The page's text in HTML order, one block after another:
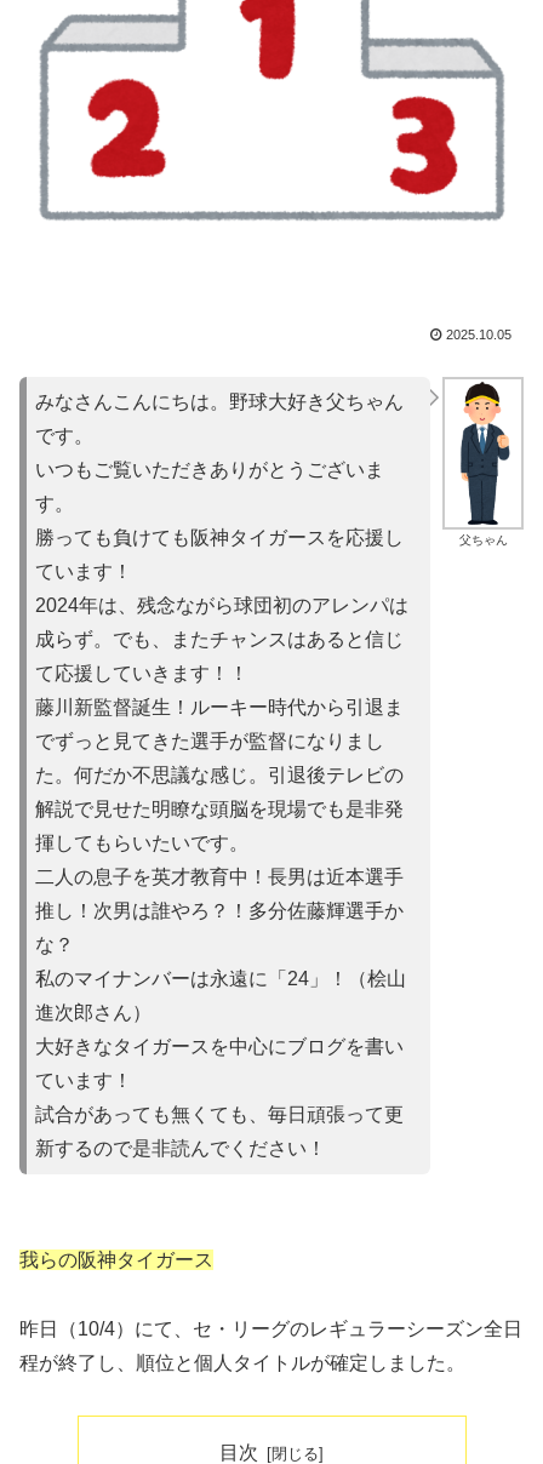
2025.10.05
父ちゃん
みなさんこんにちは。野球大好き父ちゃん
です。
いつもご覧いただきありがとうございま
す。
勝っても負けても阪神タイガースを応援し
ています！
2024年は、残念ながら球団初のアレンパは
成らず。でも、またチャンスはあると信じ
て応援していきます！！
藤川新監督誕生！ルーキー時代から引退ま
でずっと見てきた選手が監督になりまし
た。何だか不思議な感じ。引退後テレビの
解説で見せた明瞭な頭脳を現場でも是非発
揮してもらいたいです。
二人の息子を英才教育中！長男は近本選手
推し！次男は誰やろ？！多分佐藤輝選手か
な？
私のマイナンバーは永遠に「24」！（桧山
進次郎さん）
大好きなタイガースを中心にブログを書い
ています！
試合があって も無くても、毎日頑張って更
新するので是非読んでください！
我らの阪神タイガース
昨日（10/4）にて、セ・リーグのレギュラーシーズン全日
程が終了し、順位と個人タイトルが確定しました。
目次